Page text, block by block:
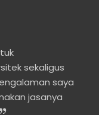
sekaligus
saya
jasanya